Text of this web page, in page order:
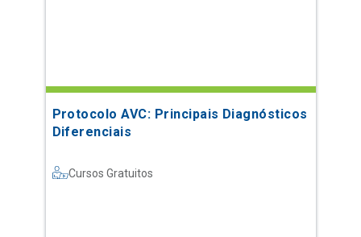
Protocolo AVC: Principais Diagnósticos
Diferenciais
Cursos Gratuitos